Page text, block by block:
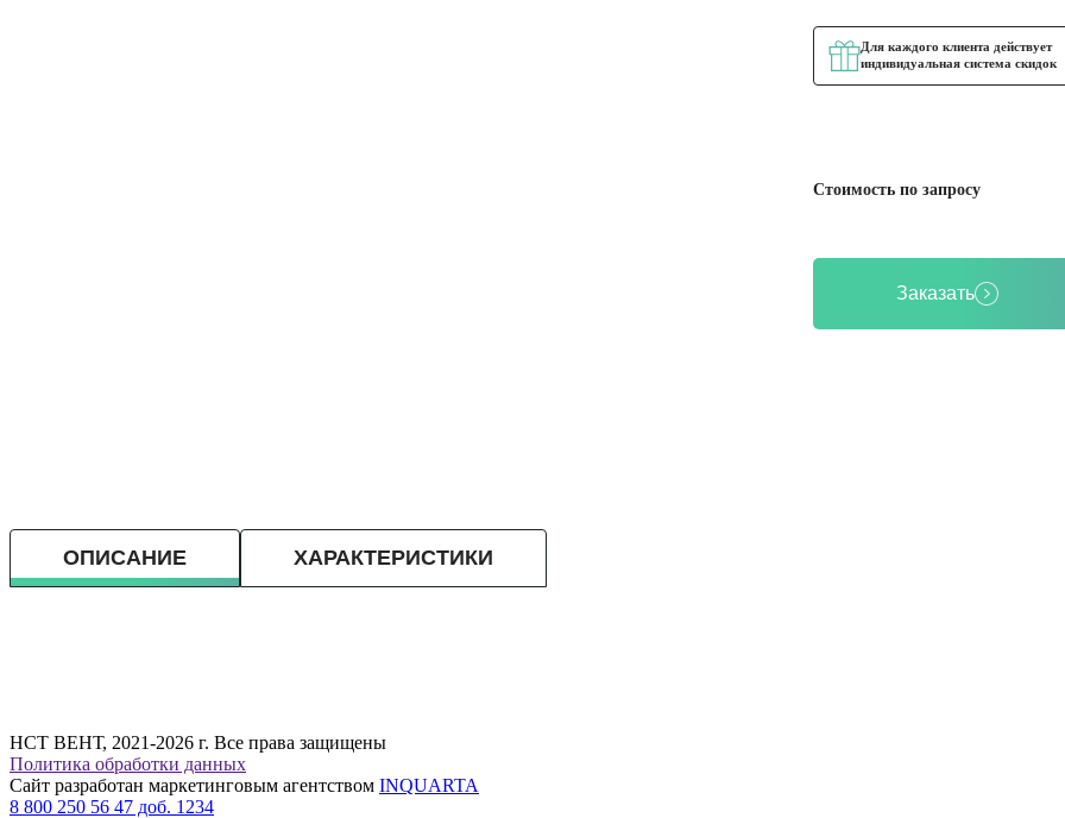
Для каждого клиента действует
индивидуальная система скидок
Стоимость по запросу
Заказать
ОПИСАНИЕ ХАРАКТЕРИСТИКИ
НСТ ВЕНТ, 2021-2026 г. Все права защищены
Политика обработки данных
Сайт разработан маркетинговым агентством INQUARTA
8 800 250 56 47 доб. 1234